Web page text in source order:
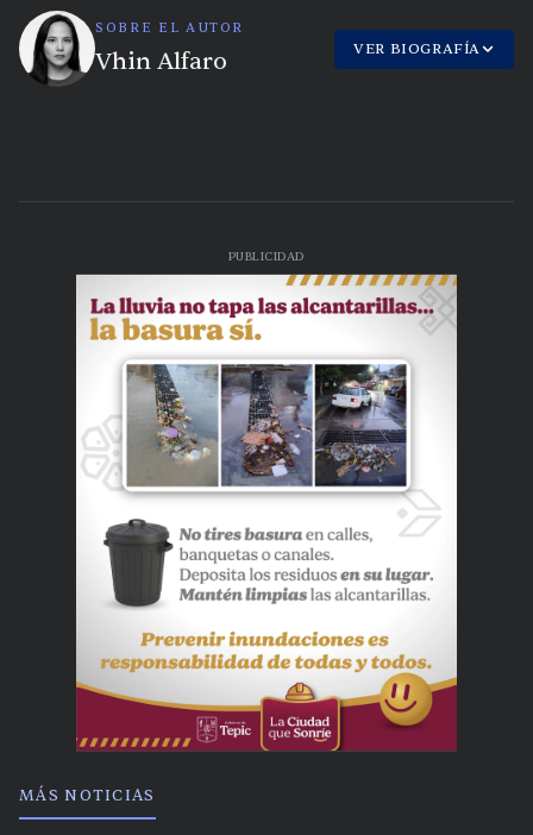
SOBRE EL AUTOR
Vhin Alfaro VER BIOGRAFÍA
PUBLICIDAD
MÁS NOTICIAS